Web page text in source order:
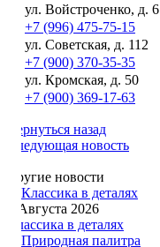
ул. Войстроченко, д. 6
+7 (996) 475-75-15
ул. Советская, д. 112
+7 (900) 370-35-35
ул. Кромская, д. 50
+7 (900) 369-17-63
Вернуться назад
Следующая новость
Другие новости
1 Августа 2026
Классика в деталях